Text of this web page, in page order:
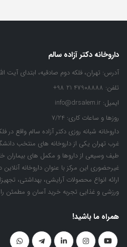
داروخانه دکتر آزاده سالم
آدرس: تهران، فلکه دوم صادقیه، ابتدای آیت
تلفن: 47908888 21 98+
ایمیل: info@drsalem.ir
روزها و ساعات کاری: 7/24
داروخانه شبانه روزی دکتر آزاده سالم واقع
غرب تهران یکی از داروخانه های منتخب
طیف وسیعی از داروها و مکمل های
غیرحضوری این مرکز با عنوان داروخانه
ارائه انواع محصولات آرایشی، بهداشتی،
ورزشی و غذایی تجربه خرید آسان و مطمئن را
همراه ما باشید!